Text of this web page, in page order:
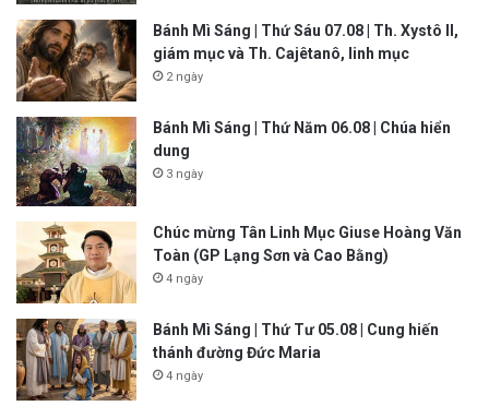
Bánh Mì Sáng | Thứ Sáu 07.08 | Th. Xystô II,
giám mục và Th. Cajêtanô, linh mục
2 ngày
Bánh Mì Sáng | Thứ Năm 06.08 | Chúa hiển
dung
3 ngày
Chúc mừng Tân Linh Mục Giuse Hoàng Văn
Toàn (GP Lạng Sơn và Cao Bằng)
4 ngày
Bánh Mì Sáng | Thứ Tư 05.08 | Cung hiến
thánh đường Đức Maria
4 ngày